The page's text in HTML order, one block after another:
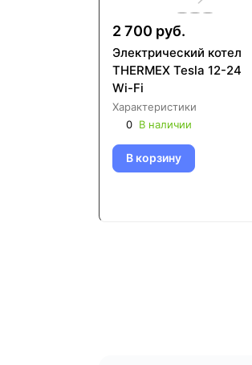
2 700 руб.
Электрический котел
THERMEX Tesla 12-24
Wi-Fi
Характеристики
0 В наличии
В корзину